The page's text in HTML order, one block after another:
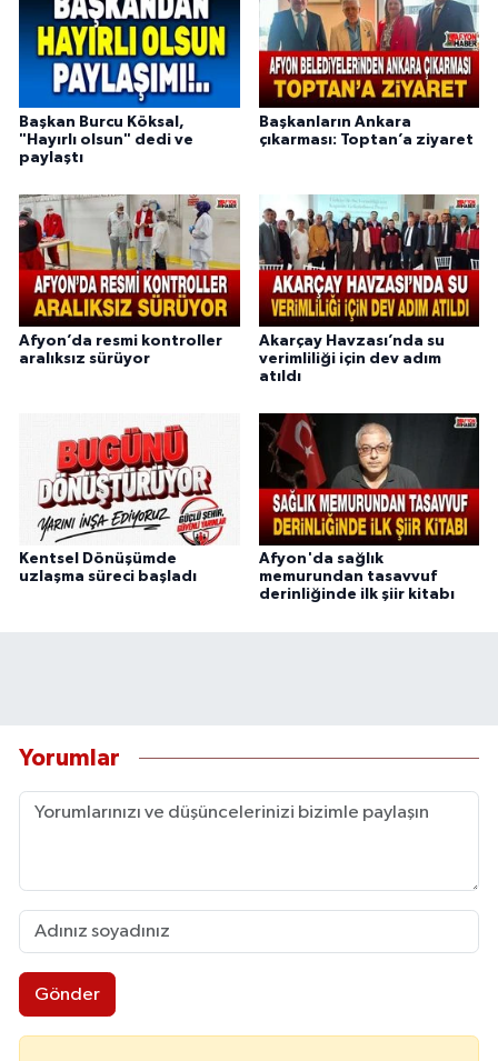
Başkan Burcu Köksal,
"Hayırlı olsun" dedi ve
paylaştı
Başkanların Ankara
çıkarması: Toptan’a ziyaret
Afyon’da resmi kontroller
aralıksız sürüyor
Akarçay Havzası’nda su
verimliliği için dev adım
atıldı
Kentsel Dönüşümde
uzlaşma süreci başladı
Afyon'da sağlık
memurundan tasavvuf
derinliğinde ilk şiir kitabı
Yorumlar
Gönder